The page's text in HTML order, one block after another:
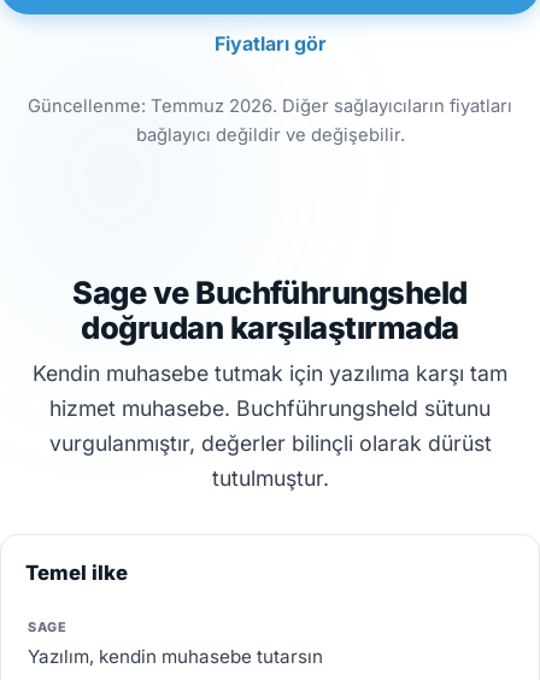
Fiyatları gör
Güncellenme: Temmuz 2026. Diğer sağlayıcıların fiyatları
bağlayıcı değildir ve değişebilir.
Sage ve Buchführungsheld
doğrudan karşılaştırmada
Kendin muhasebe tutmak için yazılıma karşı tam
hizmet muhasebe. Buchführungsheld sütunu
vurgulanmıştır, değerler bilinçli olarak dürüst
tutulmuştur.
Temel ilke
Yazılım, kendin muhasebe tutarsın